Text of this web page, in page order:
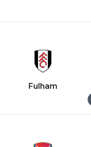
Fulham